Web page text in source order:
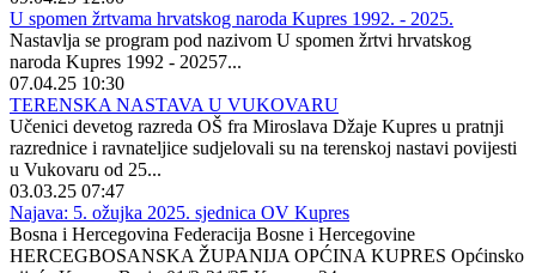
U spomen žrtvama hrvatskog naroda Kupres 1992. - 2025.
Nastavlja se program pod nazivom U spomen žrtvi hrvatskog
naroda Kupres 1992 - 20257...
07.04.25 10:30
TERENSKA NASTAVA U VUKOVARU
Učenici devetog razreda OŠ fra Miroslava Džaje Kupres u pratnji
razrednice i ravnateljice sudjelovali su na terenskoj nastavi povijesti
u Vukovaru od 25...
03.03.25 07:47
Najava: 5. ožujka 2025. sjednica OV Kupres
Bosna i Hercegovina Federacija Bosne i Hercegovine
HERCEGBOSANSKA ŽUPANIJA OPĆINA KUPRES Općinsko